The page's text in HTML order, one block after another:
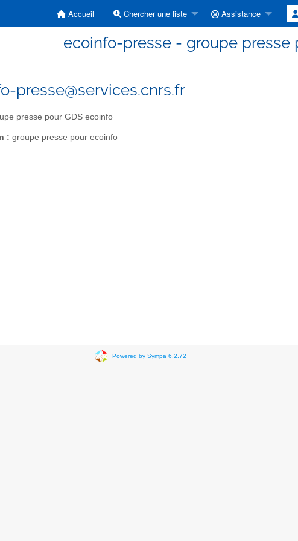
Accueil Chercher une liste Assistance
ecoinfo-presse - groupe presse
presse@services.cnrs.fr
presse pour GDS ecoinfo
: groupe presse pour ecoinfo
Powered by Sympa 6.2.72